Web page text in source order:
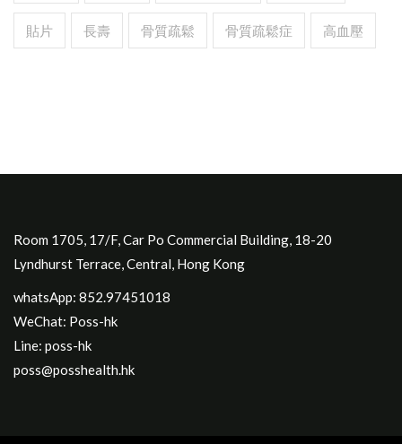
貼片 長壽 骨質疏鬆 骨質疏鬆症 高血壓
Room 1705, 17/F, Car Po Commercial Building, 18-20
Lyndhurst Terrace, Central, Hong Kong
whatsApp: 852.97451018
WeChat: Poss-hk
Line: poss-hk
poss@posshealth.hk